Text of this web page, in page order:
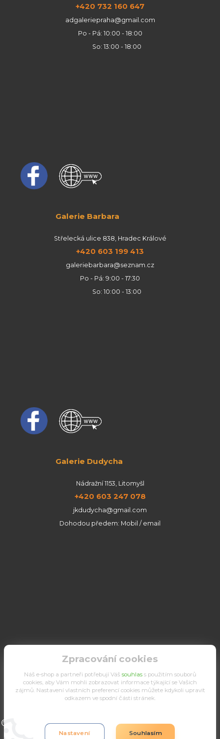
+420 732 160 647
adgaleriepraha@gmail.com
Po - Pá: 10:00 - 18:00
So: 13:00 - 18:00
Galerie Barbara
Střelecká ulice 838, Hradec Králové
+420 603 199 413
galeriebarbara@seznam.cz
Po - Pá: 9:00 - 17:30
So: 10:00 - 13:00
Galerie Dudycha
Nádražní 1153, Litomyšl
+420 603 247 078
jkdudycha@gmail.com
Dohodou předem: Mobil / email
Upravit sběr cookies.
Zpracování cookies
Náš e-shop a partneři potřebují Váš souhlass použitím souborů
cookies, aby Vám mohli zobrazovat informace týkající se Vašich
zájmů. Nastavení vlastních preferencí cookies můžete kdykoli upravit
odkazem ve spodní části stránek.
Nastavení Souhlasím